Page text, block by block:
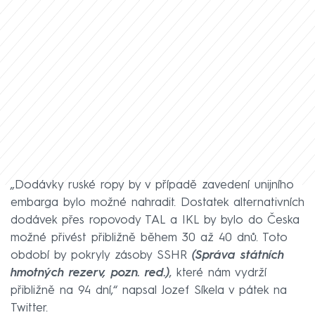
„Dodávky ruské ropy by v případě zavedení unijního
embarga bylo možné nahradit. Dostatek alternativních
dodávek přes ropovody TAL a IKL by bylo do Česka
možné přivést přibližně během 30 až 40 dnů. Toto
období by pokryly zásoby SSHR (Správa státních
hmotných rezerv, pozn. red.), které nám vydrží
přibližně na 94 dní,“ napsal Jozef Síkela v pátek na
Twitter.